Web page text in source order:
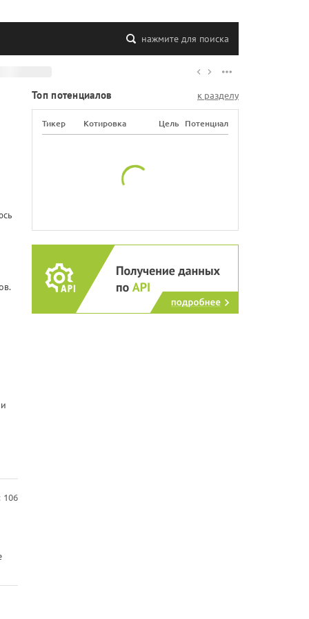
нажмите для поиска
106
Топ потенциалов к разделу
Тикер Котировка Цель Потенциал